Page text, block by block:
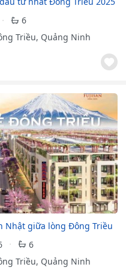
6
Triều, Quảng Ninh
Nhật giữa lòng Đông Triều
6
Triều, Quảng Ninh